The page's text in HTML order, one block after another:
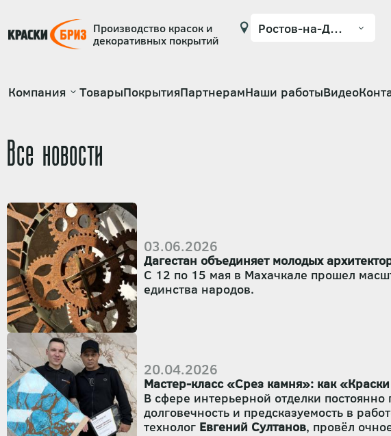
Производство красок и
декоративных покрытий
Основная
Компания ТоварыПокрытияПартнерамНаши работыВидео
Все новости
03.06.2026
Дагестан объединяет молодых
С 12 по 15 мая в Махачкале прошел
единства народов.
20.04.2026
Мастер-класс «Срез камня»: как
В сфере интерьерной отделки
долговечность и предсказуемость в
технолог Евгений Султанов, провёл